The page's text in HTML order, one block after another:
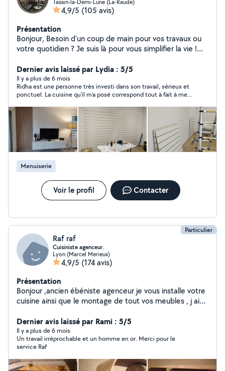
Tassin-la-Demi-Lune (La-Raude)
4,9/5 (105 avis)
Présentation
Bonjour, Besoin d'un coup de main pour vos travaux ou
votre quotidien ? Je suis là pour vous simplifier la vie !
propose mes services pour : Nettoyage (maison,
appartement, fin de chantier) Montage de meubles
Entretien des espaces verts Petits travaux d'électricité
et de plomberie Peinture et pose de parquet Entretien
de climatisation Aide à la personne (courses, petits
services, accompagnement)
Dernier avis laissé par Lydia : 5/5
Il y a plus de 6 mois
Ridha est une personne très investi dans son travail, sérieux et
ponctuel. La cuisine qu’il m’a posé correspond tout à fait à mes
pose de ma cuisine. Je vous le recommande. Je vous remercie
infiniment.
Menuiserie
Voir le profil Contacter
Particulier
Raf raf
Cuisiniste agenceur.
Lyon (Marcel Merieux)
4,9/5 (174 avis)
Présentation
Bonjour ,ancien ébéniste agenceur je vous installe votre
cuisine ainsi que le montage de tout vos meubles , j ai
montage de meubles ainsi que la pose . Toutes les
photos sont mes propres réalisations et non pas des
photos prise par Google . On ne devient pas cuisiniste
du jour au lendemain mais avec des années
d'expérience . PS: je ne repasserai plus derrière des
Dernier avis laissé par Rami : 5/5
Il y a plus de 6 mois
Un travail irréprochable et un homme en or. Merci pour le
service Raf